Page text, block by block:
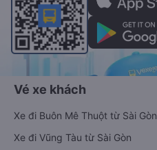
Vé xe khách
Xe đi Buôn Mê Thuột từ Sài Gòn
Xe đi Vũng Tàu từ Sài Gòn